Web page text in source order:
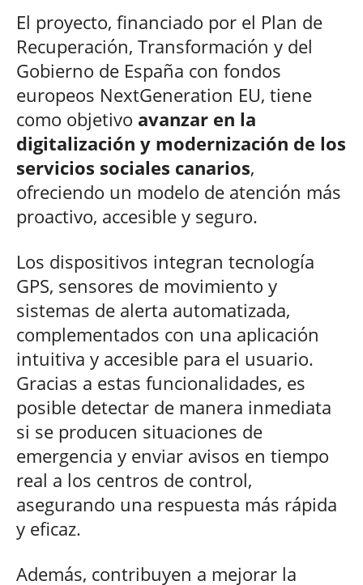
El proyecto, financiado por el Plan de
Recuperación, Transformación y del
Gobierno de España con fondos
europeos NextGeneration EU, tiene
como objetivo avanzar en la
digitalización y modernización de los
servicios sociales canarios,
ofreciendo un modelo de atención más
proactivo, accesible y seguro.
Los dispositivos integran tecnología
GPS, sensores de movimiento y
sistemas de alerta automatizada,
complementados con una aplicación
intuitiva y accesible para el usuario.
Gracias a estas funcionalidades, es
posible detectar de manera inmediata
si se producen situaciones de
emergencia y enviar avisos en tiempo
real a los centros de control,
asegurando una respuesta más rápida
y eficaz.
Además, contribuyen a mejorar la